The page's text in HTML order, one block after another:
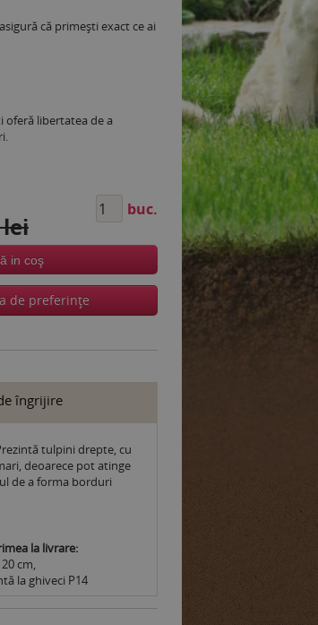
că primești exact ce ai
oferă libertatea de a
buc.
in coş
de preferinţe
îngrijire
tulpini drepte, cu
deoarece pot atinge
de a forma borduri
la livrare:
cm,
la ghiveci P14